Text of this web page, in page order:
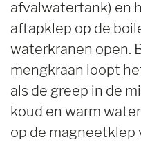
afvalwatertank) en
aftapklep op de
waterkranen open.
mengkraan loopt
als de greep in de
koud en warm
op de magneetklep